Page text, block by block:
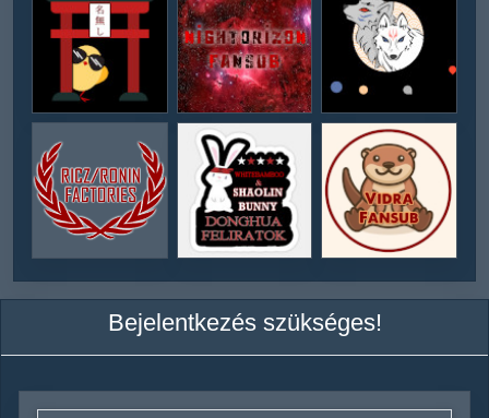
Bejelentkezés szükséges!